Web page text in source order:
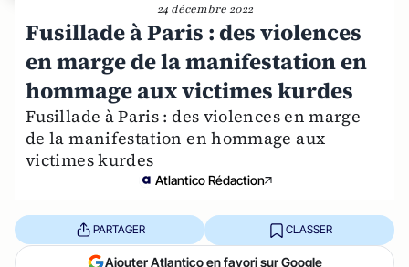
24 décembre 2022
Fusillade à Paris : des violences
en marge de la manifestation en
hommage aux victimes kurdes
Fusillade à Paris : des violences en marge
de la manifestation en hommage aux
victimes kurdes
Atlantico Rédaction
PARTAGER CLASSER
Ajouter Atlantico en favori sur Google